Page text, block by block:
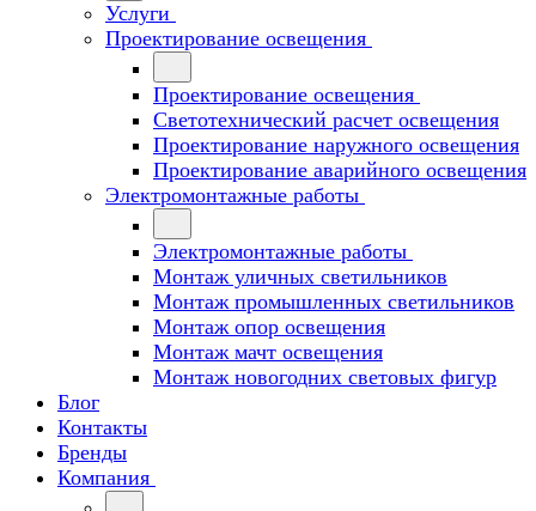
Услуги
Проектирование освещения
Проектирование освещения
Светотехнический расчет освещения
Проектирование наружного освещения
Проектирование аварийного освещения
Электромонтажные работы
Электромонтажные работы
Монтаж уличных светильников
Монтаж промышленных светильников
Монтаж опор освещения
Монтаж мачт освещения
Монтаж новогодних световых фигур
Блог
Контакты
Бренды
Компания